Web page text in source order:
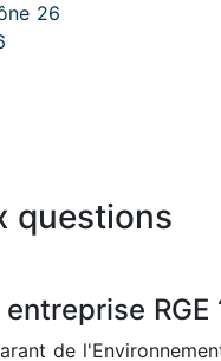
26
questions
RGE
de